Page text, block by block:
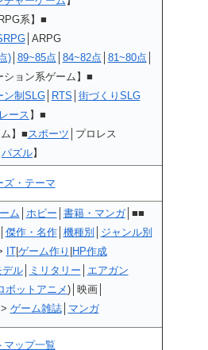
系】■
│ARPG
)│ 89~85点 84~82点 81~80点
ション系ゲーム】■
ン制SLG│ RTS 街づくりSLG
レース 】■
】■スポーツ │プロレス
パズル】
ズ・テーマ
ム ホビー 書籍・マンガ│■■
傑作・名作│ 機種別
ジャンル別
IT| ゲーム作り HP作成
デル│ ミリタリー
エアガン
ボットアニメ)│映画│
ゲーム雑誌│ マンガ
マップ一覧